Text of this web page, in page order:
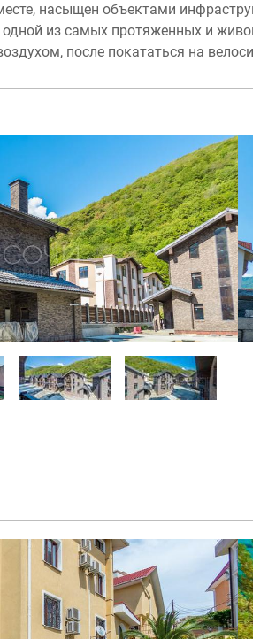
насыщен объектами
из самых протяженных и
после покататься на